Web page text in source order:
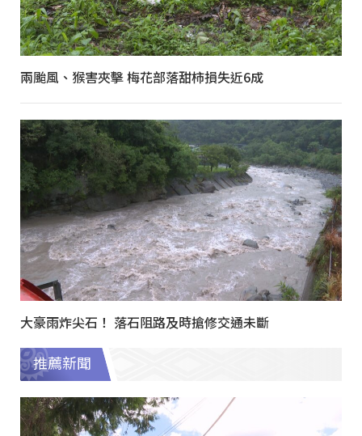
兩颱風、猴害夾擊 梅花部落甜柿損失近6成
大豪雨炸尖石！ 落石阻路及時搶修交通未斷
推薦新聞